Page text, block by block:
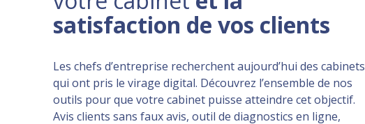
satisfaction de vos clients
Les chefs d’entreprise recherchent aujourd’hui des cabinets
qui ont pris le virage digital. Découvrez l’ensemble de nos
outils pour que votre cabinet puisse atteindre cet objectif.
Avis clients sans faux avis, outil de diagnostics en ligne,